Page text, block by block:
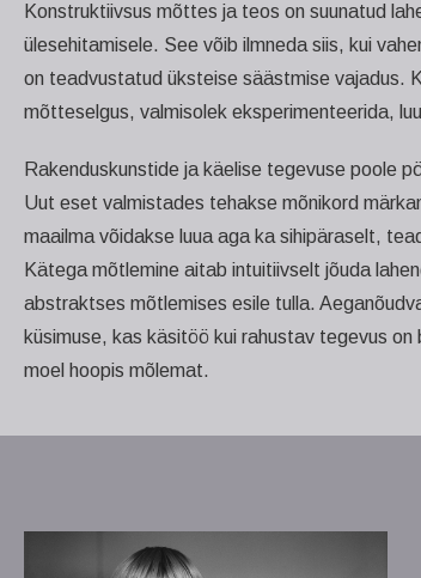
Konstruktiivsus mõttes ja teos on suunatud
ülesehitamisele. See võib ilmneda siis, kui
on teadvustatud üksteise säästmise vajadus.
mõtteselgus, valmisolek eksperimenteerida,
Rakenduskunstide ja käelise tegevuse poole
Uut eset valmistades tehakse mõnikord
maailma võidakse luua aga ka sihipäraselt,
Kätega mõtlemine aitab intuitiivselt jõuda
abstraktses mõtlemises esile tulla.
küsimuse, kas käsitöö kui rahustav tegevus
moel hoopis mõlemat.